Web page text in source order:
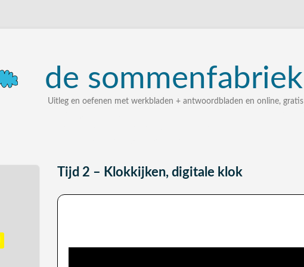
de sommenfabriek
Uitleg en oefenen met werkbladen + antwoordbladen en online, gratis
Tijd 2 – Klokkijken, digitale klok